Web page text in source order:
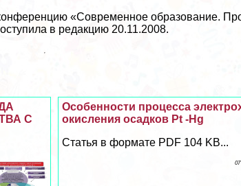
«Современное образование.
в редакцию 20.11.2008.
Особенности процесса
окисления осадков Pt -Hg
Статья в формате PDF 104 KB...
07
С